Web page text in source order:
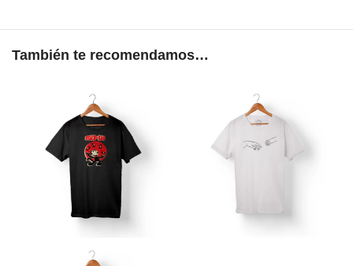
También te recomendamos…